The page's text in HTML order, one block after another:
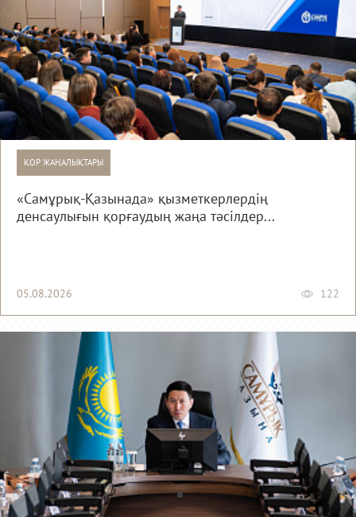
ҚОР ЖАҢАЛЫҚТАРЫ
«Самұрық-Қазынада» қызметкерлердің
денсаулығын қорғаудың жаңа тәсілдер...
05.08.2026 122